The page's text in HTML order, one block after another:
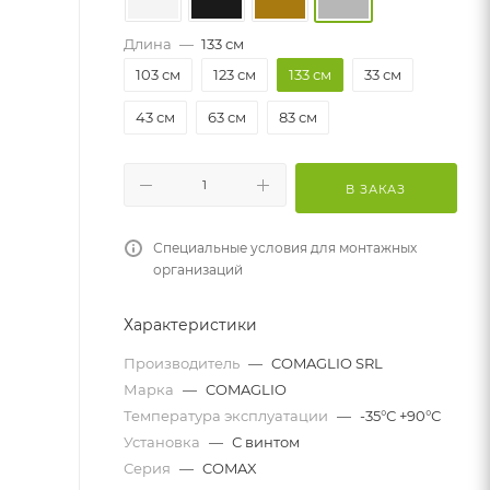
Длина — 133 см
103 см
123 см 133 см 33 см
43 см 63 см 83 см
В ЗАКАЗ
Специальные условия для монтажных
организаций
Характеристики
Производитель — COMAGLIO SRL
Марка — COMAGLIO
Температура эксплуатации — -35°С +90°С
Установка — С винтом
Серия — COMAX